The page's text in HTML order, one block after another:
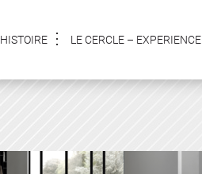
HISTOIRE LE CERCLE – EXPERIENCE